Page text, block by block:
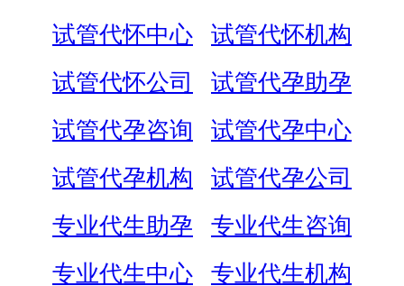
试管代怀中心
试管代怀机构
试管代怀公司
试管代孕助孕
试管代孕咨询
试管代孕中心
试管代孕机构
试管代孕公司
专业代生助孕
专业代生咨询
专业代生中心
专业代生机构